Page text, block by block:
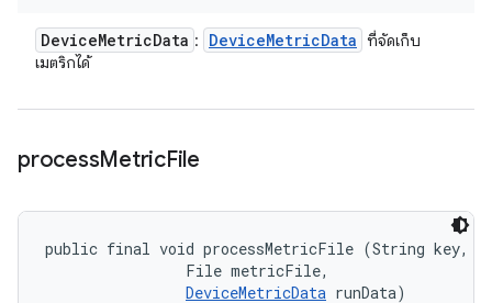
DeviceMetricData : DeviceMetricData ที่จัดเก็บ
เมตริกได้
processMetricFile
public final void processMetricFile (String key,
                File metricFile,
DeviceMetricData runData)